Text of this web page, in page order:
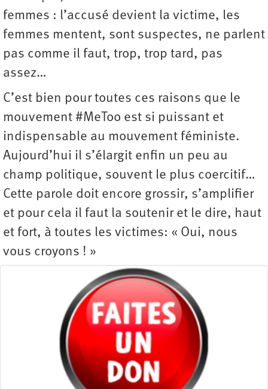
femmes : l’accusé devient la victime, les
femmes mentent, sont suspectes, ne parlent
pas comme il faut, trop, trop tard, pas
assez…
C’est bien pour toutes ces raisons que le
mouvement #MeToo est si puissant et
indispensable au mouvement féministe.
Aujourd’hui il s’élargit enfin un peu au
champ politique, souvent le plus coercitif…
Cette parole doit encore grossir, s’amplifier
et pour cela il faut la soutenir et le dire, haut
et fort, à toutes les victimes: « Oui, nous
vous croyons ! »